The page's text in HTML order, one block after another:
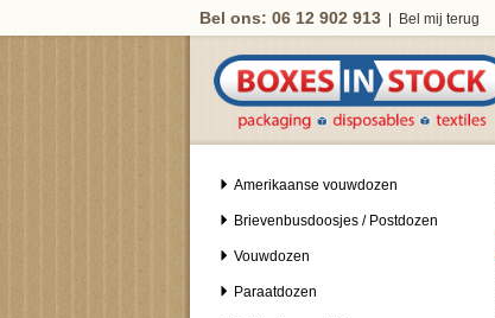
Bel ons: 06 12 902 913 Bel mij terug
Amerikaanse vouwdozen
Brievenbusdoosjes / Postdozen
Vouwdozen
Paraatdozen